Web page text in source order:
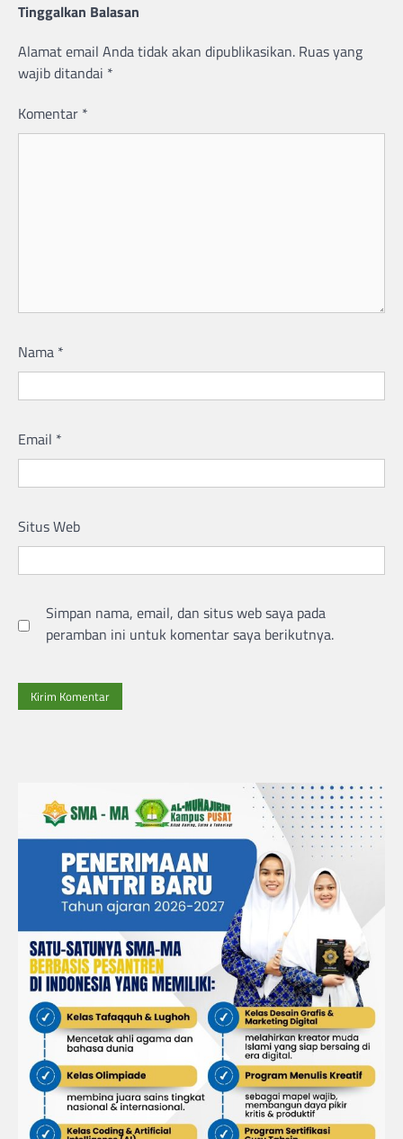
Tinggalkan Balasan
Alamat email Anda tidak akan dipublikasikan. Ruas yang
wajib ditandai *
Komentar *
Nama *
Email *
Situs Web
Simpan nama, email, dan situs web saya pada
peramban ini untuk komentar saya berikutnya.